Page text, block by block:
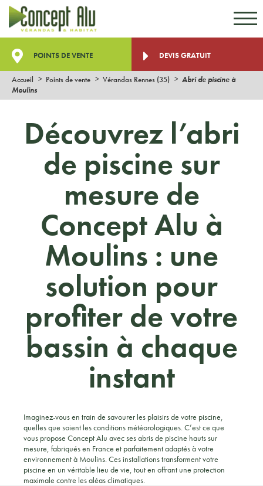
POINTS DE VENTE DEVIS GRATUIT
Accueil Points de vente Vérandas Rennes (35)
Abri de piscine à
Moulins
Découvrez l’abri
de piscine sur
mesure de
Concept Alu à
Moulins : une
solution pour
profiter de votre
bassin à chaque
instant
Imaginez-vous en train de savourer les plaisirs de votre piscine,
quelles que soient les conditions météorologiques. C’est ce que
vous propose Concept Alu avec ses abris de piscine hauts sur
mesure, fabriqués en France et parfaitement adaptés à votre
environnement à Moulins. Ces installations transforment votre
piscine en un véritable lieu de vie, tout en offrant une protection
maximale contre les aléas climatiques.